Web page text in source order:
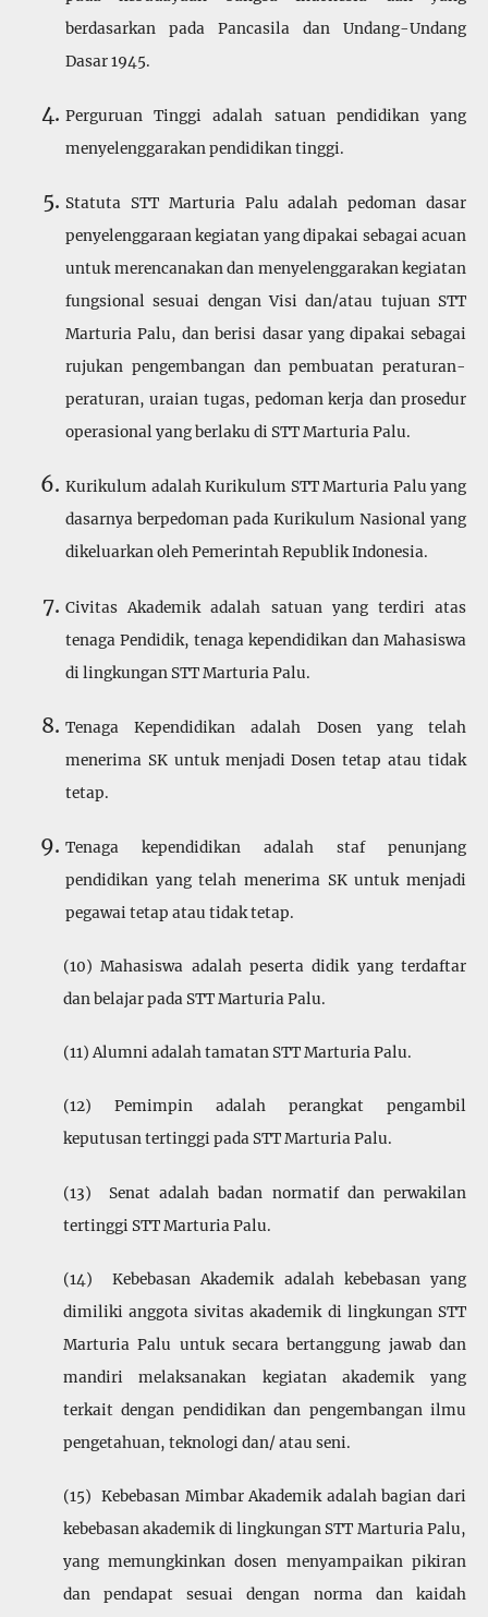
berdasarkan pada Pancasila dan Undang-Undang
Dasar 1945.
Perguruan Tinggi adalah satuan pendidikan yang
menyelenggarakan pendidikan tinggi.
Statuta STT Marturia Palu adalah pedoman dasar
penyelenggaraan kegiatan yang dipakai sebagai acuan
untuk merencanakan dan menyelenggarakan kegiatan
fungsional sesuai dengan Visi dan/atau tujuan STT
Marturia Palu, dan berisi dasar yang dipakai sebagai
rujukan pengembangan dan pembuatan peraturan-
peraturan, uraian tugas, pedoman kerja dan prosedur
operasional yang berlaku di STT Marturia Palu.
Kurikulum adalah Kurikulum STT Marturia Palu yang
dasarnya berpedoman pada Kurikulum Nasional yang
dikeluarkan oleh Pemerintah Republik Indonesia.
Civitas Akademik adalah satuan yang terdiri atas
tenaga Pendidik, tenaga kependidikan dan Maha­siswa
di lingkungan STT Marturia Palu.
Tenaga Kependidikan adalah Dosen yang telah
menerima SK untuk menjadi Dosen tetap atau tidak
tetap.
Tenaga kependidikan adalah staf penunjang
pendidikan yang telah menerima SK untuk menjadi
pegawai tetap atau tidak tetap.
(10) Mahasiswa adalah peserta didik yang terdaftar
dan belajar pada STT Marturia Palu.
(11) Alumni adalah tamatan STT Marturia Palu.
(12) Pemimpin adalah perangkat pengambil
keputusan tertinggi pada STT Marturia Palu.
(13) Senat adalah badan normatif dan perwakilan
tertinggi STT Marturia Palu.
(14) Kebebasan Akademik adalah kebebasan yang
dimiliki anggota sivitas akademik di lingkungan STT
Marturia Palu untuk secara bertanggung jawab dan
mandiri melaksanakan kegiatan akademik yang
terkait dengan pendidikan dan pengembangan ilmu
pengetahuan, teknologi dan/ atau seni.
(15) Kebebasan Mimbar Akademik adalah bagian dari
kebebasan akademik di lingkungan STT Marturia Palu,
yang memungkinkan dosen menyampai­kan pikiran
dan pendapat sesuai dengan norma dan kaidah